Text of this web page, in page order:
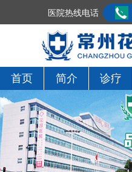
首页 简介 诊疗
医院热线电话